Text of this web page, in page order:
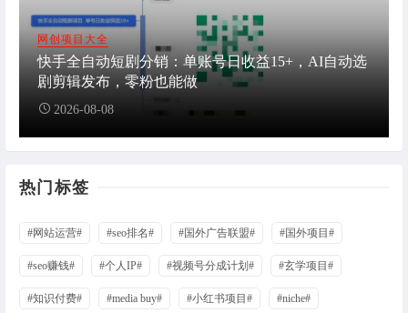
网创项目大全
快手全自动短剧分销：单账号日收益15+，AI自动选
剧剪辑发布，零粉也能做
2026-08-08
热门标签
#网站运营# #seo排名# #国外广告联盟# #国外项目#
#seo赚钱# #个人IP# #视频号分成计划# #玄学项目#
#知识付费# #media buy# #小红书项目# #niche#